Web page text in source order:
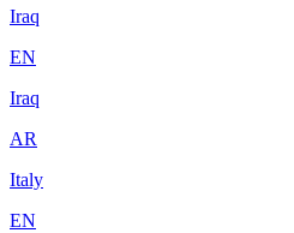
Iraq
EN
Iraq
AR
Italy
EN